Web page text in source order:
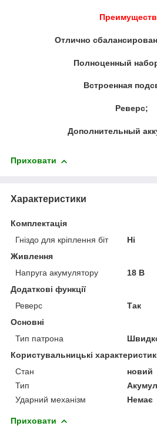
Отлично
Полноценный
Встроенная
Реверс;
Дополнительный
Приховати
Характеристики
Комплектація
Гніздо для кріплення біт
Ні
Живлення
Напруга акумулятору
18 В
Додаткові функції
Реверс
Так
Основні
Тип патрона
Користувальницькі
Стан
новий
Тип
Ударний механізм
Немає
Приховати